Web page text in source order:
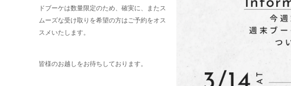
ドブーケは数量限定のため、確実に、またス
ムーズな受け取りを希望の方はご予約をオス
スメいたします。
皆様のお越しをお待ちしております。